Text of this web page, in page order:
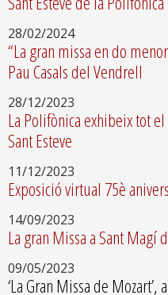
28/02/2024
“La gran missa en do
Pau Casals del Vendrell
28/12/2023
La Polifònica exhibeix tot
Sant Esteve
11/12/2023
Exposició virtual 75è
14/09/2023
La gran Missa a Sant Magí
09/05/2023
‘La Gran Missa de